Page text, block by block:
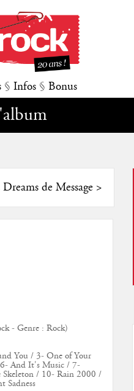
§ Infos § Bonus
de Message>
- Genre : Rock)
You / 3- One of Your
And It's Music / 7-
/ 10- Rain 2000 /